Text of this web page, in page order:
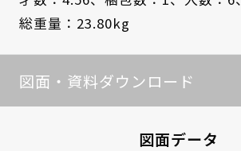
総重量：23.80kg
図面・資料ダウンロード
図面データ